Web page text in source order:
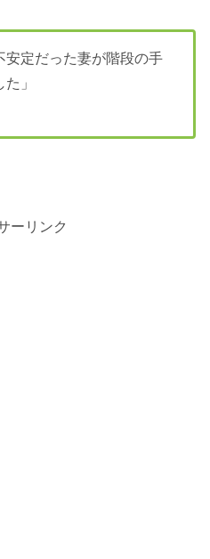
安定だった妻が階段の手
」
ーリンク